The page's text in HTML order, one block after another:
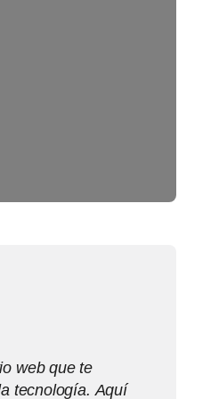
web que te
tecnología. Aquí